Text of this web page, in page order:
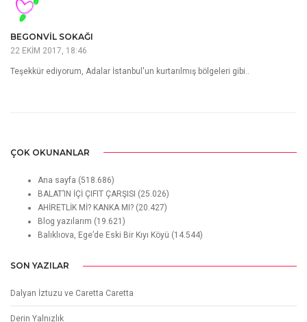
BEGONVIL SOKAĞI
22 EKIM 2017, 18:46
Teşekkür ediyorum, Adalar İstanbul'un kurtarılmış bölgeleri gibi..
ÇOK OKUNANLAR
Ana sayfa (518.686)
BALAT’IN İÇİ ÇIFIT ÇARŞISI (25.026)
AHİRETLİK Mİ? KANKA MI? (20.427)
Blog yazılarım (19.621)
Balıklıova, Ege’de Eski Bir Kıyı Köyü (14.544)
SON YAZILAR
Dalyan İztuzu ve Caretta Caretta
Derin Yalnızlık